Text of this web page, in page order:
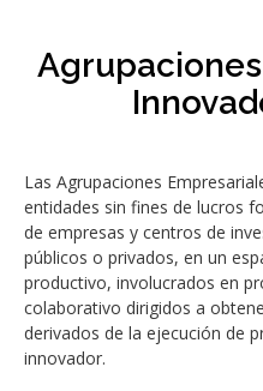
Las Agrupaciones
entidades sin fines de lucros
de empresas y centros de
públicos o privados, en un
productivo, involucrados en
colaborativo dirigidos a
derivados de la ejecución de
innovador.